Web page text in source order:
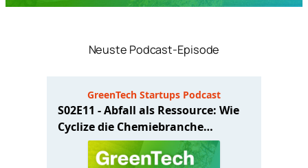
Neuste Podcast-Episode